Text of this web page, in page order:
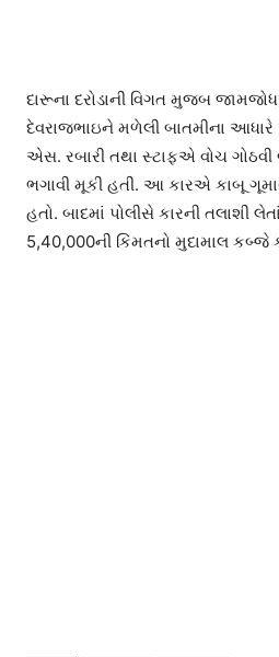
દારૂના દરોડાની વિગત મુજબ
દેવરાજભાઇને મળેલી બાતમીના આધારે
એસ. રબારી તથા સ્ટાફએ વોચ
ભગાવી મૂકી હતી. આ કારએ કાબૂ
હતો. બાદમાં પોલીસે કારની તલાશી
5,40,000ની કિંમતનો મુદામાલ